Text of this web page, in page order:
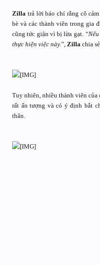
Zilla trả lời báo chí rằng cô
bè và các thành viên trong gia
cũng tức giận vì bị lừa gạt.
thực hiện việc này.”, Zilla chia
Tuy nhiên, nhiều thành viên của
rất ấn tượng và có ý định bắt
thân.